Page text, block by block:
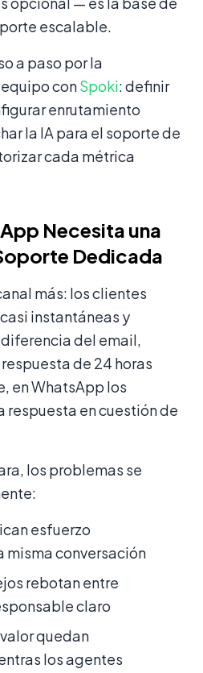
escalable.
a paso por la
conSpoki: definir
enrutamiento
la IA para el soporte de
cada métrica
Necesita una
Dedicada
más: los clientes
instantáneas y
del email,
de 24 horas
en WhatsApp los
respuesta en cuestión de
los problemas se
esfuerzo
misma conversación
rebotan entre
claro
quedan
los agentes